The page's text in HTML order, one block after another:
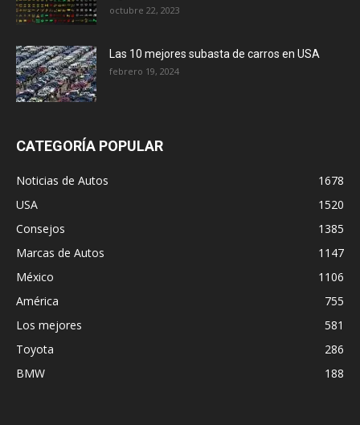
octubre 22, 2023
Las 10 mejores subasta de carros en USA
febrero 19, 2024
CATEGORÍA POPULAR
Noticias de Autos
1678
USA
1520
Consejos
1385
Marcas de Autos
1147
México
1106
América
755
Los mejores
581
Toyota
286
BMW
188